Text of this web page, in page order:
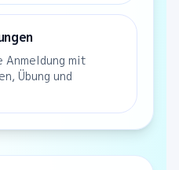
Anmeldung mit
Übung und